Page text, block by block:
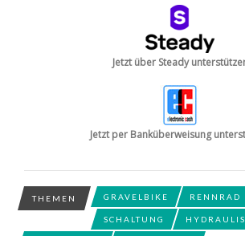
Jetzt über Steady
Jetzt per Banküberweisung
THEMEN GRAVELBIKE RENNRAD
SCHALTUNG